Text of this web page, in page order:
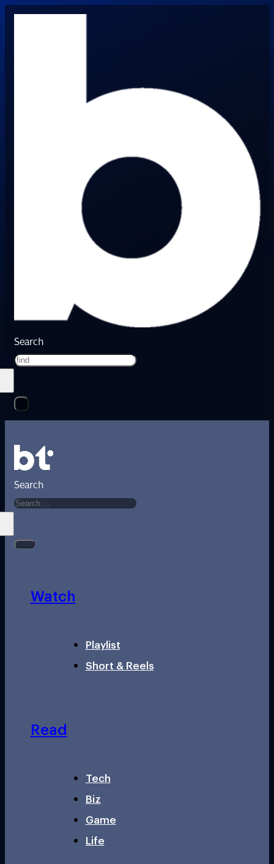
Search
Search
Watch
Playlist
Short & Reels
Read
Tech
Biz
Game
Life